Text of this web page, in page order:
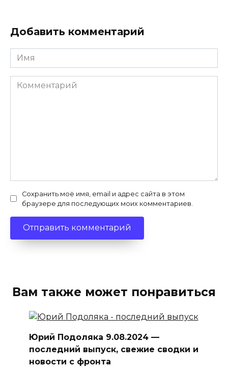
Добавить комментарий
Имя
*
Комментарий
Сохранить моё имя, email и адрес сайта в этом
браузере для последующих моих комментариев.
Вам также может понравиться
Юрий Подоляка 9.08.2024 —
последний выпуск, свежие сводки и
новости с фронта